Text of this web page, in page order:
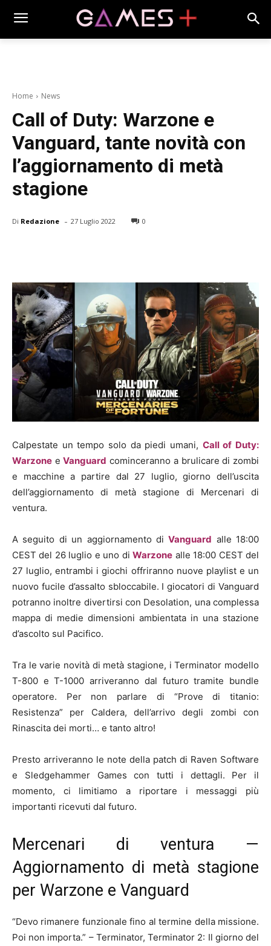
Home News
Call of Duty: Warzone e
Vanguard, tante novità con
l’aggiornamento di metà
stagione
Di Redazione - 27 Luglio 2022 0
Calpestate un tempo solo da piedi umani, Call of Duty:
Warzone eVanguard cominceranno a brulicare di zombi
e macchine a partire dal 27 luglio, giorno dell’uscita
dell’aggiornamento di metà stagione di Mercenari di
ventura.
A seguito di un aggiornamento diVanguard alle 18:00
CEST del 26 luglio e uno diWarzone alle 18:00 CEST del
27 luglio, entrambi i giochi offriranno nuove playlist e un
nuovo fucile d’assalto sbloccabile. I giocatori di Vanguard
potranno inoltre divertirsi con Desolation, una complessa
mappa di medie dimensioni ambientata in una stazione
d’ascolto sul Pacifico.
Tra le varie novità di metà stagione, i Terminator modello
T-800 e T-1000 arriveranno dal futuro tramite bundle
operatore. Per non parlare di “Prove di titanio:
Resistenza” per Caldera, dell’arrivo degli zombi con
Rinascita dei morti… e tanto altro!
Presto arriveranno le note della patch di Raven Software
e Sledgehammer Games con tutti i dettagli. Per il
momento, ci limitiamo a riportare i messaggi più
importanti ricevuti dal futuro.
Mercenari di ventura —
Aggiornamento di metà stagione
per Warzone e Vanguard
“Devo rimanere funzionale fino al termine della missione.
Poi non importa.” – Terminator, Terminator 2: Il giorno del